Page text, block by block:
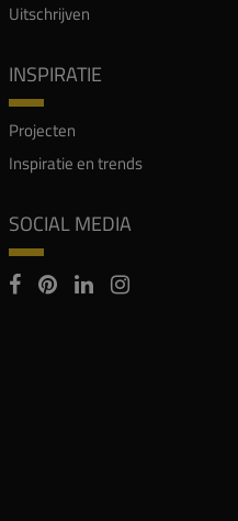
Uitschrijven
INSPIRATIE
Projecten
Inspiratie en trends
SOCIAL MEDIA